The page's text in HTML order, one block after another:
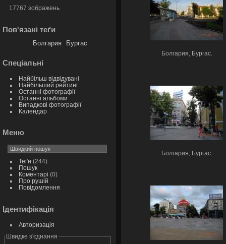
17767 зображень
Пов'язані теґи
Болгария Бургас
Спеціальні
Найбільш відвідувані
Найбільший рейтинг
Останні фотографії
Останні альбоми
Випадкові фотографії
Календар
Меню
Теґи (244)
Пошук
Коментарі (0)
Про рушій
Повідомлення
Ідентифікація
Авторизація
Швидке з'єднання
Болгария, Бургас.
Болгария, Бургас.